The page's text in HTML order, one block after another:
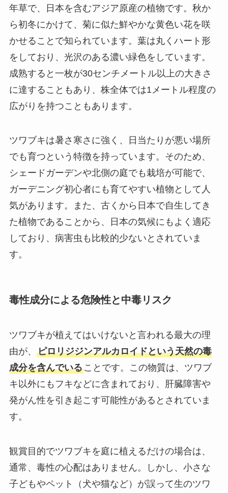
年草で、日本を含むアジア原産の植物です。秋か
ら初冬にかけて、菊に似た鮮やかな黄色い花を咲
かせることで知られています。葉は丸くハート形
をしており、光沢のある濃い緑色をしています。
成熟すると一枚が30センチメートル以上の大きさ
に達することもあり、株全体では1メートル程度の
広がりを持つこともあります。
ツワブキは暑さ寒さに強く、日当たりが悪い場所
でも育つという特徴を持っています。そのため、
シェードガーデンや北側の庭でも栽培が可能で、
ガーデニング初心者にも育てやすい植物として人
気があります。また、古くから日本で自生してき
た植物であることから、日本の気候にもよく適応
しており、病害虫も比較的少ないとされていま
す。
毒性成分による危険性と中毒リスク
ツワブキが植えてはいけないと言われる最大の理
由が、 ピロリジジンアルカロイドという天然の毒
成分を含んでいることです。この物質は、ツワブ
キ以外にもフキなどに含まれており、肝臓障害や
発がん性を引き起こす可能性があるとされていま
す。
観賞目的でツワブキを庭に植えるだけの場合は、
通常、毒性の心配はありません。しかし、小さな
子どもやペット（犬や猫など）が誤って生のツワ